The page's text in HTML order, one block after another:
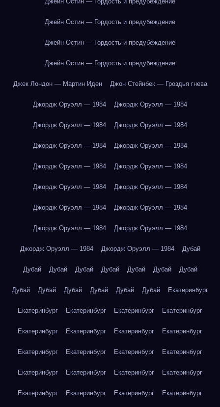
Джейн Остин — Гордость и предубеждение
Джейн Остин — Гордость и предубеждение
Джейн Остин — Гордость и предубеждение
Джек Лондон — Мартин Иден Джон Стейнбек — Гроздья гнева
Джордж Оруэлл — 1984 Джордж Оруэлл — 1984
Джордж Оруэлл — 1984 Джордж Оруэлл — 1984
Джордж Оруэлл — 1984 Джордж Оруэлл — 1984
Джордж Оруэлл — 1984 Джордж Оруэлл — 1984
Джордж Оруэлл — 1984 Джордж Оруэлл — 1984
Джордж Оруэлл — 1984 Джордж Оруэлл — 1984
Джордж Оруэлл — 1984 Джордж Оруэлл — 1984
Джордж Оруэлл — 1984 Джордж Оруэлл — 1984 Дубай
Дубай Дубай Дубай Дубай Дубай Дубай Дубай
Дубай Дубай Дубай Дубай Дубай Дубай Екатеринбург
Екатеринбург Екатеринбург Екатеринбург Екатеринбург
Екатеринбург Екатеринбург Екатеринбург Екатеринбург
Екатеринбург Екатеринбург Екатеринбург Екатеринбург
Екатеринбург Екатеринбург Екатеринбург Екатеринбург
Екатеринбург Екатеринбург Екатеринбург Екатеринбург